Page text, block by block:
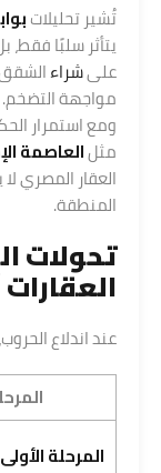
تُشير تحليلات
يتأثر سلبًا
علىشراء
مواجهة التضخم.
ومع استمرار
مثلالعاصمة
العقار المصري
المنطقة.
تحولات
العقارات
عند اندلاع
المرحلة